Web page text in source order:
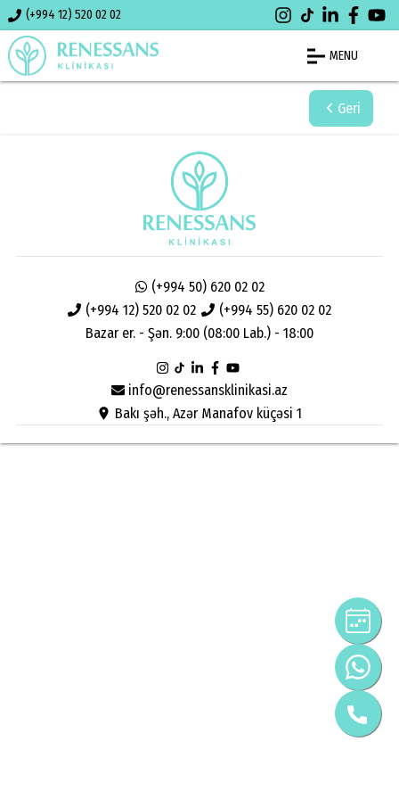
(+994 12) 520 02 02
MENU
Geri
info@renessansklinikasi.az
Bakı şəh., Azər Manafov küçəsi 1
(+994 12) 520 02 02 (+994 55) 620 02 02
(+994 50) 620 02 02
Bazar er. - Şən. 9:00 (08:00 Lab.) - 18:00